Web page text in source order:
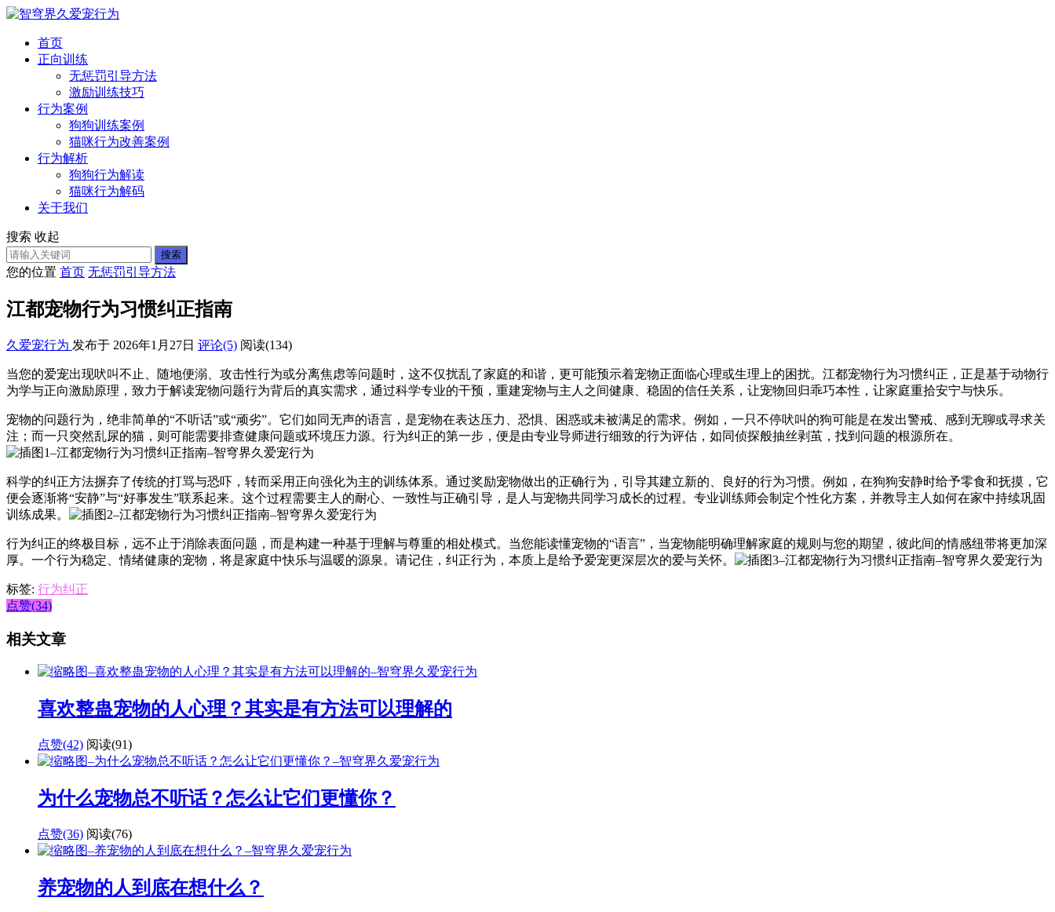
首页
正向训练
无惩罚引导方法
激励训练技巧
行为案例
狗狗训练案例
猫咪行为改善案例
行为解析
狗狗行为解读
猫咪行为解码
关于我们
搜索 收起
搜索
您的位置 首页 无惩罚引导方法
江都宠物行为习惯纠正指南
久爱宠行为 发布于 2026年1月27日 评论(5) 阅读(134)
当您的爱宠出现吠叫不止、随地便溺、攻击性行为或分离焦虑等问题时，这不仅扰乱了家庭的和谐，更可能预示着宠物正面临心理或生理上的困扰。江都宠物行为习惯纠正，正是基于动物行
为学与正向激励原理，致力于解读宠物问题行为背后的真实需求，通过科学专业的干预，重建宠物与主人之间健康、稳固的信任关系，让宠物回归乖巧本性，让家庭重拾安宁与快乐。
宠物的问题行为，绝非简单的“不听话”或“顽劣”。它们如同无声的语言，是宠物在表达压力、恐惧、困惑或未被满足的需求。例如，一只不停吠叫的狗可能是在发出警戒、感到无聊或寻求关
注；而一只突然乱尿的猫，则可能需要排查健康问题或环境压力源。行为纠正的第一步，便是由专业导师进行细致的行为评估，如同侦探般抽丝剥茧，找到问题的根源所在。
科学的纠正方法摒弃了传统的打骂与恐吓，转而采用正向强化为主的训练体系。通过奖励宠物做出的正确行为，引导其建立新的、良好的行为习惯。例如，在狗狗安静时给予零食和抚摸，它
便会逐渐将“安静”与“好事发生”联系起来。这个过程需要主人的耐心、一致性与正确引导，是人与宠物共同学习成长的过程。专业训练师会制定个性化方案，并教导主人如何在家中持续巩固
训练成果。
行为纠正的终极目标，远不止于消除表面问题，而是构建一种基于理解与尊重的相处模式。当您能读懂宠物的“语言”，当宠物能明确理解家庭的规则与您的期望，彼此间的情感纽带将更加深
厚。一个行为稳定、情绪健康的宠物，将是家庭中快乐与温暖的源泉。请记住，纠正行为，本质上是给予爱宠更深层次的爱与关怀。
标签: 行为纠正
点赞(34)
相关文章
喜欢整蛊宠物的人心理？其实是有方法可以理解的
点赞(42) 阅读(91)
为什么宠物总不听话？怎么让它们更懂你？
点赞(36) 阅读(76)
养宠物的人到底在想什么？